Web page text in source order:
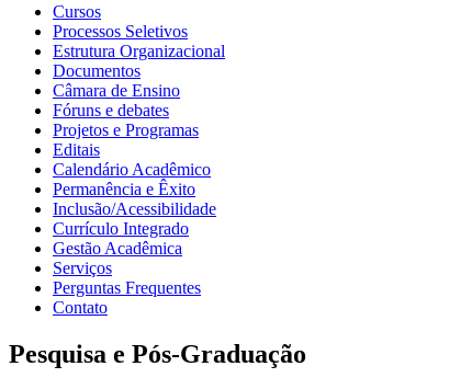
Cursos
Processos Seletivos
Estrutura Organizacional
Documentos
Câmara de Ensino
Fóruns e debates
Projetos e Programas
Editais
Calendário Acadêmico
Permanência e Êxito
Inclusão/Acessibilidade
Currículo Integrado
Gestão Acadêmica
Serviços
Perguntas Frequentes
Contato
Pesquisa e Pós-Graduação